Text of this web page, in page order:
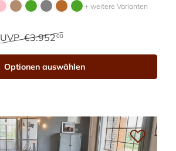
+ weitere Varianten
UVP €3.95200
Optionen auswählen